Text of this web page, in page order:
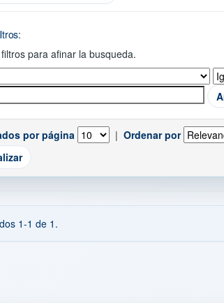
para afinar la busqueda.
por página | Ordenar por
1-1 de 1.